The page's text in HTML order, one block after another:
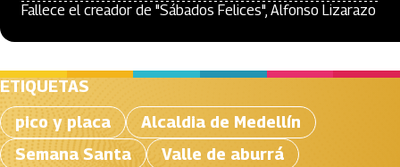
Fallece el creador de "Sábados Felices", Alfonso Lizarazo
ETIQUETAS
pico y placa
Alcaldia de Medellín
Semana Santa
Valle de aburrá